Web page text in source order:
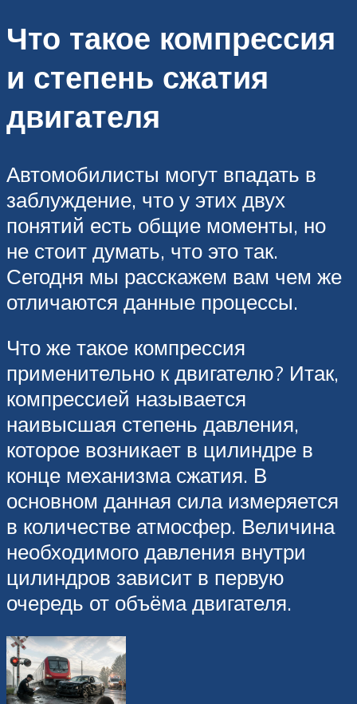
Что такое компрессия
и степень сжатия
двигателя
Автомобилисты могут впадать в
заблуждение, что у этих двух
понятий есть общие моменты, но
не стоит думать, что это так.
Сегодня мы расскажем вам чем же
отличаются данные процессы.
Что же такое компрессия
применительно к двигателю? Итак,
компрессией называется
наивысшая степень давления,
которое возникает в цилиндре в
конце механизма сжатия. В
основном данная сила измеряется
в количестве атмосфер. Величина
необходимого давления внутри
цилиндров зависит в первую
очередь от объёма двигателя.